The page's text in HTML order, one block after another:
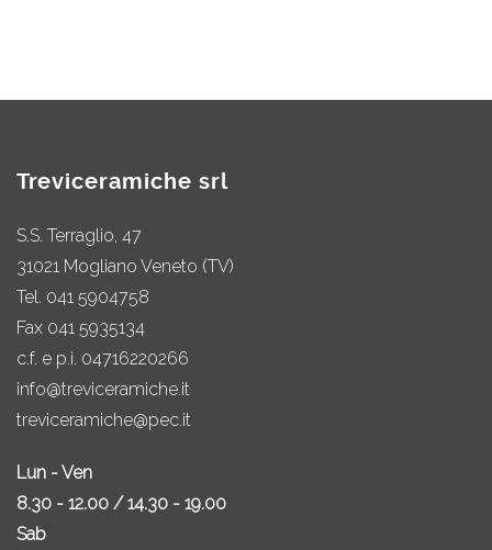
Treviceramiche srl
S.S. Terraglio, 47
31021 Mogliano Veneto (TV)
Tel. 041 5904758
Fax 041 5935134
c.f. e p.i. 04716220266
info@treviceramiche.it
treviceramiche@pec.it
Lun - Ven
8.30 - 12.00 / 14.30 - 19.00
Sab